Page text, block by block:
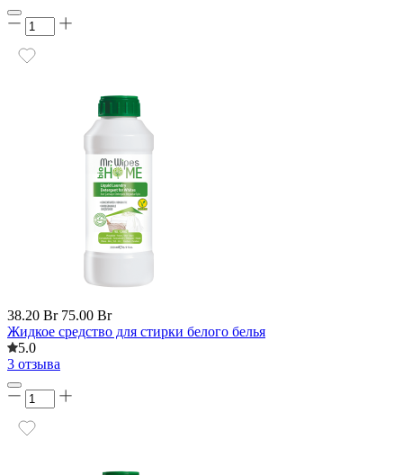
38.20 Br 75.00 Br
Жидкое средство для стирки белого белья
5.0
3 отзыва